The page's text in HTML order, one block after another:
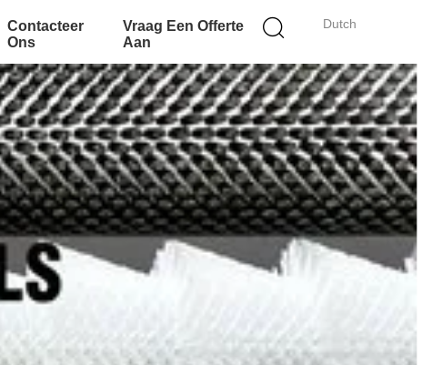
Dutch
Contacteer
Ons
Vraag Een Offerte
Aan